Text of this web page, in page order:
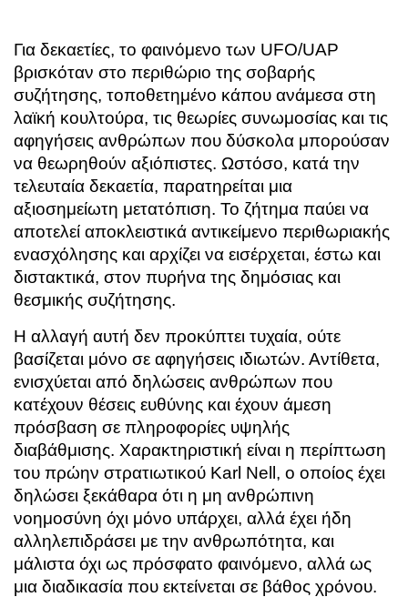
Για δεκαετίες, το φαινόμενο των UFO/UAP
βρισκόταν στο περιθώριο της σοβαρής
συζήτησης, τοποθετημένο κάπου ανάμεσα στη
λαϊκή κουλτούρα, τις θεωρίες συνωμοσίας και τις
αφηγήσεις ανθρώπων που δύσκολα μπορούσαν
να θεωρηθούν αξιόπιστες. Ωστόσο, κατά την
τελευταία δεκαετία, παρατηρείται μια
αξιοσημείωτη μετατόπιση. Το ζήτημα παύει να
αποτελεί αποκλειστικά αντικείμενο περιθωριακής
ενασχόλησης και αρχίζει να εισέρχεται, έστω και
διστακτικά, στον πυρήνα της δημόσιας και
θεσμικής συζήτησης.
Η αλλαγή αυτή δεν προκύπτει τυχαία, ούτε
βασίζεται μόνο σε αφηγήσεις ιδιωτών. Αντίθετα,
ενισχύεται από δηλώσεις ανθρώπων που
κατέχουν θέσεις ευθύνης και έχουν άμεση
πρόσβαση σε πληροφορίες υψηλής
διαβάθμισης. Χαρακτηριστική είναι η περίπτωση
του πρώην στρατιωτικού Κarl Nell , ο οποίος έχει
δηλώσει ξεκάθαρα ότι η μη ανθρώπινη
νοημοσύνη όχι μόνο υπάρχει, αλλά έχει ήδη
αλληλεπιδράσει με την ανθρωπότητα, και
μάλιστα όχι ως πρόσφατο φαινόμενο, αλλά ως
μια διαδικασία που εκτείνεται σε βάθος χρόνου.